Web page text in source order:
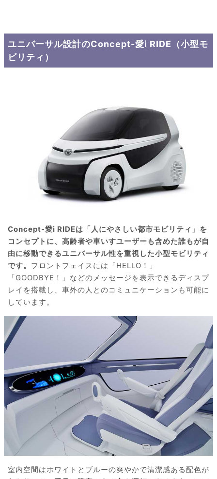
ユニバーサル設計のConcept-愛i RIDE（小型モ
ビリティ）
Concept-愛i RIDEは「人にやさしい都市モビリティ」を
コンセプトに、高齢者や車いすユーザーも含めた誰もが自
由に移動できるユニバーサル性を重視した小型モビリティ
です。 フロントフェイスには「HELLO！」
「GOODBYE！」などのメッセージを表示できるディスプ
レイを搭載し、車外の人とのコミュニケーションも可能に
しています。
室内空間はホワイトとブルーの爽やかで清潔感ある配色が